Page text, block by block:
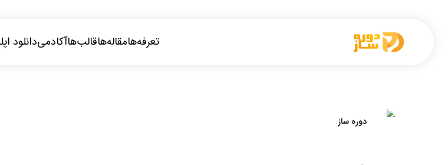
تعرفه‌هامقاله‌هاقالب‌هاآکادمیدانلود
دوره ساز